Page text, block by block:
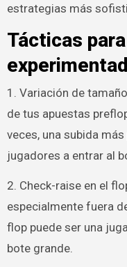
estrategias más
Tácticas
1. Variación de
de tus apuestas
veces, una subida
jugadores a entrar al
2. Check-raise en el
especialmente fuera
flop puede ser una
bote grande.